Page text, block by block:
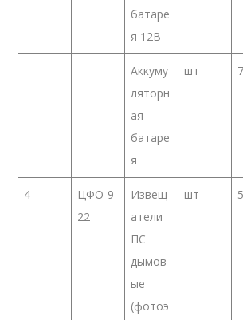
батаре
я 12В
Аккуму
ляторн
ая
батаре
я
шт 7
4
ЦФО-9-
22
Извещ
атели
ПС
дымов
ые
(фотоэ
шт